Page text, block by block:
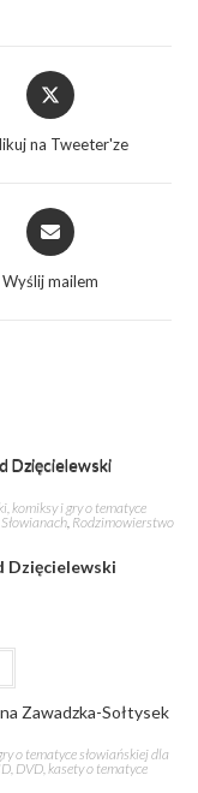
na Tweeter'ze
Wyślij mailem
komiksy i gry o tematyce
,Rodzimowierstwo
Dzięcielewski
o tematyce słowiańskiej dla
DVD, kasety o tematyce